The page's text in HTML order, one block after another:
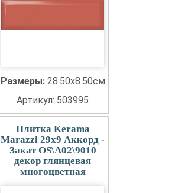
Размеры: 28.50x8.50см
Артикул: 503995
Плитка Kerama
Marazzi 29x9 Аккорд -
Закат OS\A02\9010
декор глянцевая
многоцветная